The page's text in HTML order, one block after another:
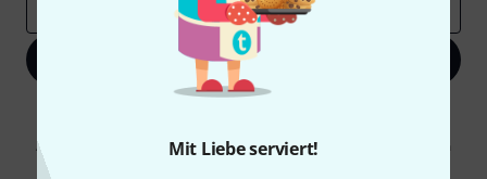
Mit Liebe serviert!
Jetzt anmelden
Abmeldung ist jederzeit möglich. Weitere Informationen finden Sie in